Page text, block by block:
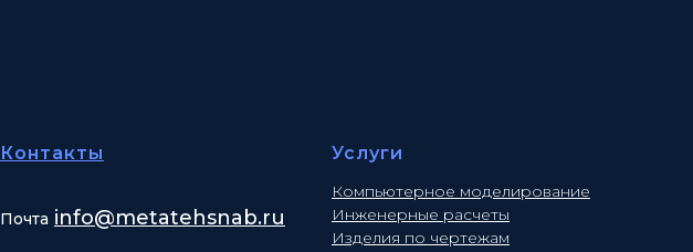
Контакты
Почта info@metatehsnab.ru
Услуги
Компьютерное моделирование
Инженерные расчеты
Изделия по чертежам